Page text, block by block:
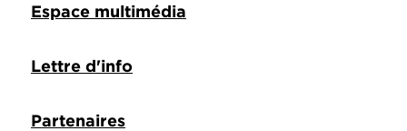
Espace multimédia
Lettre d'info
Partenaires